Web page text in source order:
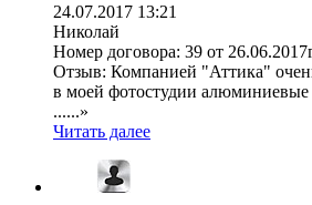
24.07.2017 13:21
Николай
Номер договора: 39 от
Отзыв: Компанией "Аттика"
в моей фотостудии алюминиевые
......»
Читать далее